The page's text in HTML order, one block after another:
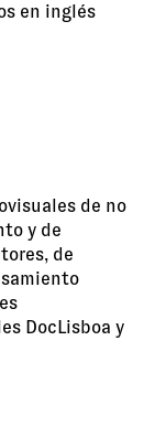
en inglés
de no
y de
de
DocLisboa y